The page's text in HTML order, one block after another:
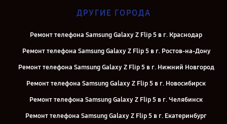
ДРУГИЕ ГОРОДА
Ремонт телефона Samsung Galaxy Z Flip 5 в г. Краснодар
Ремонт телефона Samsung Galaxy Z Flip 5 в г. Ростов-на-Дону
Ремонт телефона Samsung Galaxy Z Flip 5 в г. Нижний Новгород
Ремонт телефона Samsung Galaxy Z Flip 5 в г. Новосибирск
Ремонт телефона Samsung Galaxy Z Flip 5 в г. Челябинск
Ремонт телефона Samsung Galaxy Z Flip 5 в г. Екатеринбург